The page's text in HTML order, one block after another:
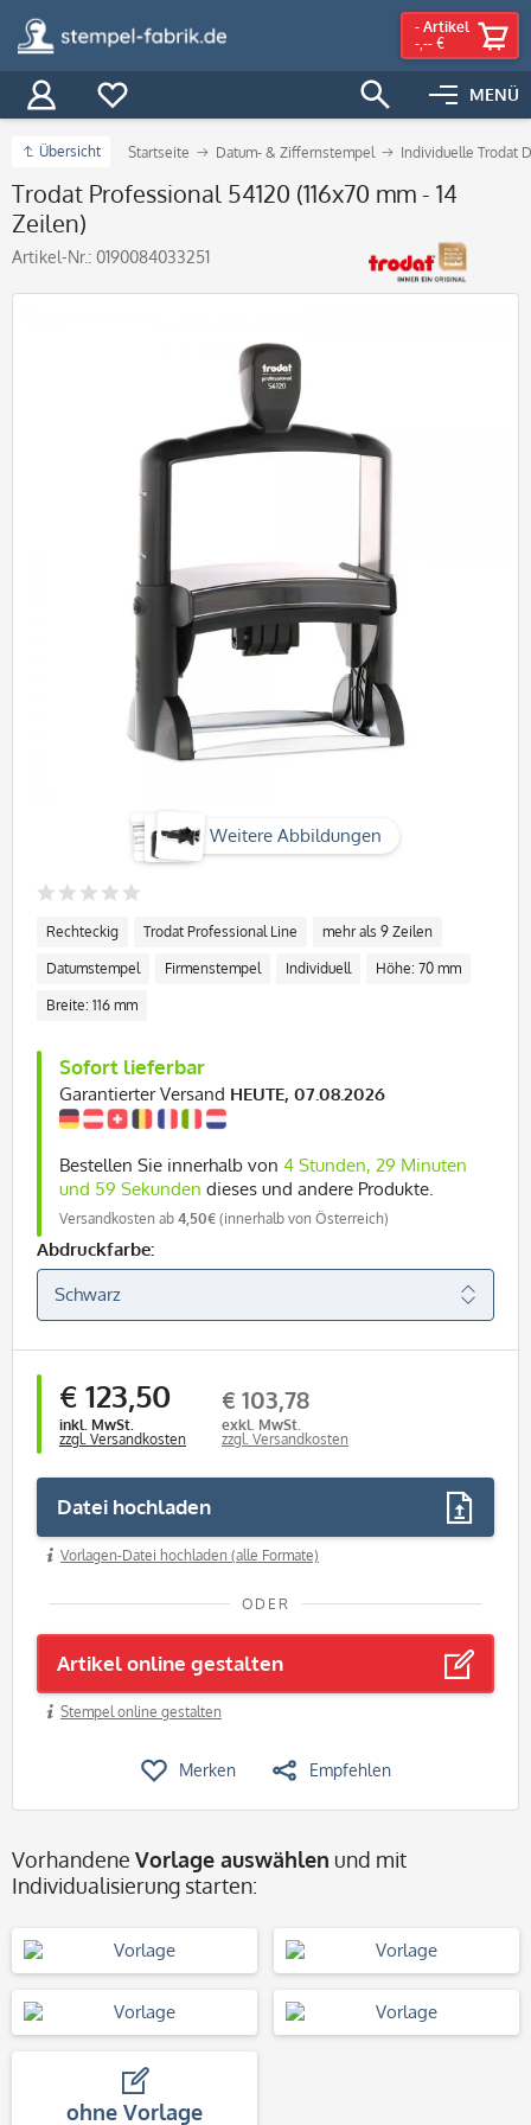
MENÜ
- Artikel
-,-- €
Übersicht Startseite Datum- & Ziffernstempel Individuelle Trodat
Trodat Professional 54120 (116x70 mm - 14
Zeilen)
Artikel-Nr.: 0190084033251
Weitere Abbildungen
Rechteckig Trodat Professional Line mehr als 9 Zeilen
Datumstempel Firmenstempel Individuell Höhe: 70 mm
Breite: 116 mm
Sofort lieferbar
Garantierter Versand HEUTE, 07.08.2026
Bestellen Sie innerhalb von 4 Stunden, 29 Minuten
und 59 Sekunden dieses und andere Produkte.
Versandkosten ab 4,50€ (innerhalb von Österreich)
Abdruckfarbe:
€ 123,50
inkl. MwSt.
zzgl. Versandkosten
€ 103,78
exkl. MwSt.
zzgl. Versandkosten
Datei hochladen
Vorlagen-Datei hochladen (alle Formate)
ODER
Artikel online gestalten
Stempel online gestalten
Merken Empfehlen
Vorhandene Vorlage auswählen und mit
Individualisierung starten:
ohne Vorlage